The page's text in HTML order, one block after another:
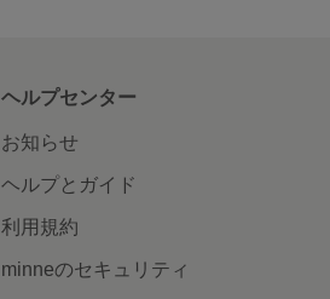
ヘルプセンター
お知らせ
ヘルプとガイド
利用規約
minneのセキュリティ